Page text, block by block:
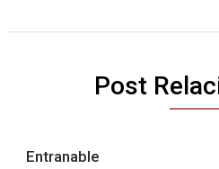
Post
Entranable